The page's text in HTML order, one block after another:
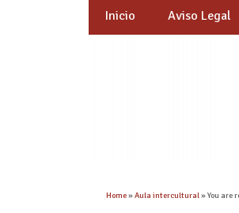
Inicio Aviso Legal
Home»Aula intercultural» You are